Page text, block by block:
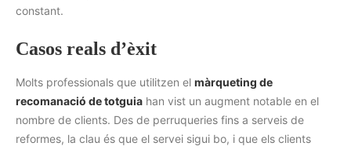
constant.
Casos reals d’èxit
Molts professionals que utilitzen el màrqueting de
recomanació de totguia han vist un augment notable en el
nombre de clients. Des de perruqueries fins a serveis de
reformes, la clau és que el servei sigui bo, i que els clients